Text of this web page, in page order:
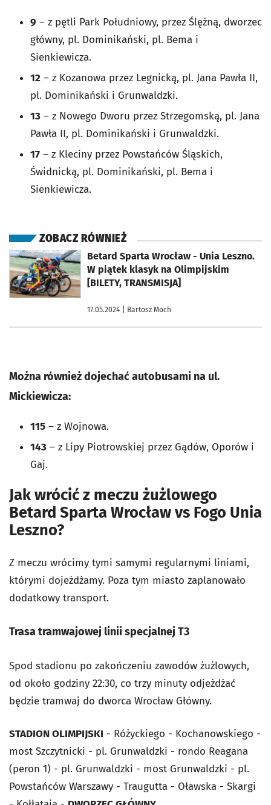
9 – z pętli Park Południowy, przez Ślężną, dworzec
główny, pl. Dominikański, pl. Bema i
Sienkiewicza.
12 – z Kozanowa przez Legnicką, pl. Jana Pawła II,
pl. Dominikański i Grunwaldzki.
13 – z Nowego Dworu przez Strzegomską, pl. Jana
Pawła II, pl. Dominikański i Grunwaldzki.
17 – z Kleciny przez Powstańców Śląskich,
Świdnicką, pl. Dominikański, pl. Bema i
Sienkiewicza.
ZOBACZ RÓWNIEŻ
Betard Sparta Wrocław - Unia Leszno.
W piątek klasyk na Olimpijskim
[BILETY, TRANSMISJA]
17.05.2024 | Bartosz Moch
otworzy się w nowej karcie
Można również dojechać autobusami na ul.
Mickiewicza:
115 – z Wojnowa.
143 – z Lipy Piotrowskiej przez Gądów, Oporów i
Gaj.
Jak wrócić z meczu żużlowego
Betard Sparta Wrocław vs Fogo Unia
Leszno?
Z meczu wrócimy tymi samymi regularnymi liniami,
którymi dojeżdżamy. Poza tym miasto zaplanowało
dodatkowy transport.
Trasa tramwajowej linii specjalnej T3
Spod stadionu po zakończeniu zawodów żużlowych,
od około godziny 22:30, co trzy minuty odjeżdżać
będzie tramwaj do dworca Wrocław Główny.
STADION OLIMPIJSKI - Różyckiego - Kochanowskiego -
most Szczytnicki - pl. Grunwaldzki - rondo Reagana
(peron 1) - pl. Grunwaldzki - most Grunwaldzki - pl.
Powstańców Warszawy - Traugutta - Oławska - Skargi